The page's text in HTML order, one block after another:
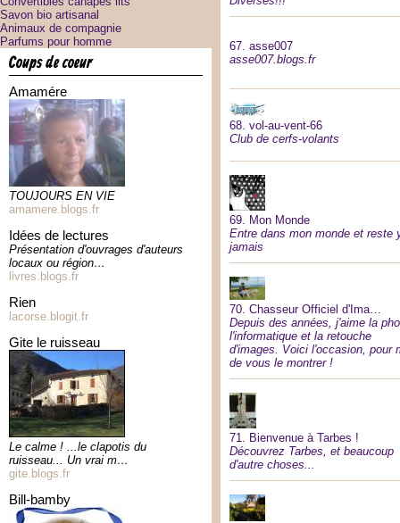
Savon bio artisanal
Animaux de compagnie
Parfums pour homme
coups de coeur
amamére
TOUJOURS EN VIE
amamere.blogs.fr
idées de lectures
Présentation d'ouvrages d'auteurs
locaux ou région…
livres.blogs.fr
rien
lacorse.blogit.fr
gite le ruisseau
Le calme ! ...le clapotis du
ruisseau... Un vrai m…
gite.blogs.fr
bill-bamby
67. asse007
asse007.blogs.fr
68. vol-au-vent-66
Club de cerfs-volants
69. Mon Monde
Entre dans mon monde et reste
jamais
70. Chasseur Officiel d'Ima…
Depuis des années, j'aime la
l'informatique et la retouche
d'images. Voici l'occasion, pour
de vous le montrer !
71. Bienvenue à Tarbes !
Découvrez Tarbes, et beaucoup
d'autre choses...